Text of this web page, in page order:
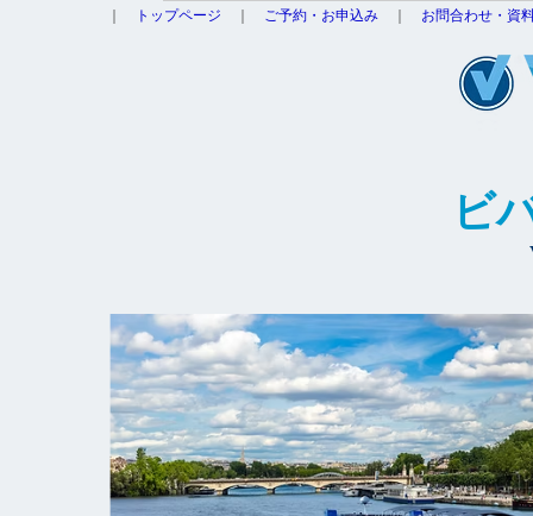
トップページ ご予約・お申込み お問合わせ・資
ビ